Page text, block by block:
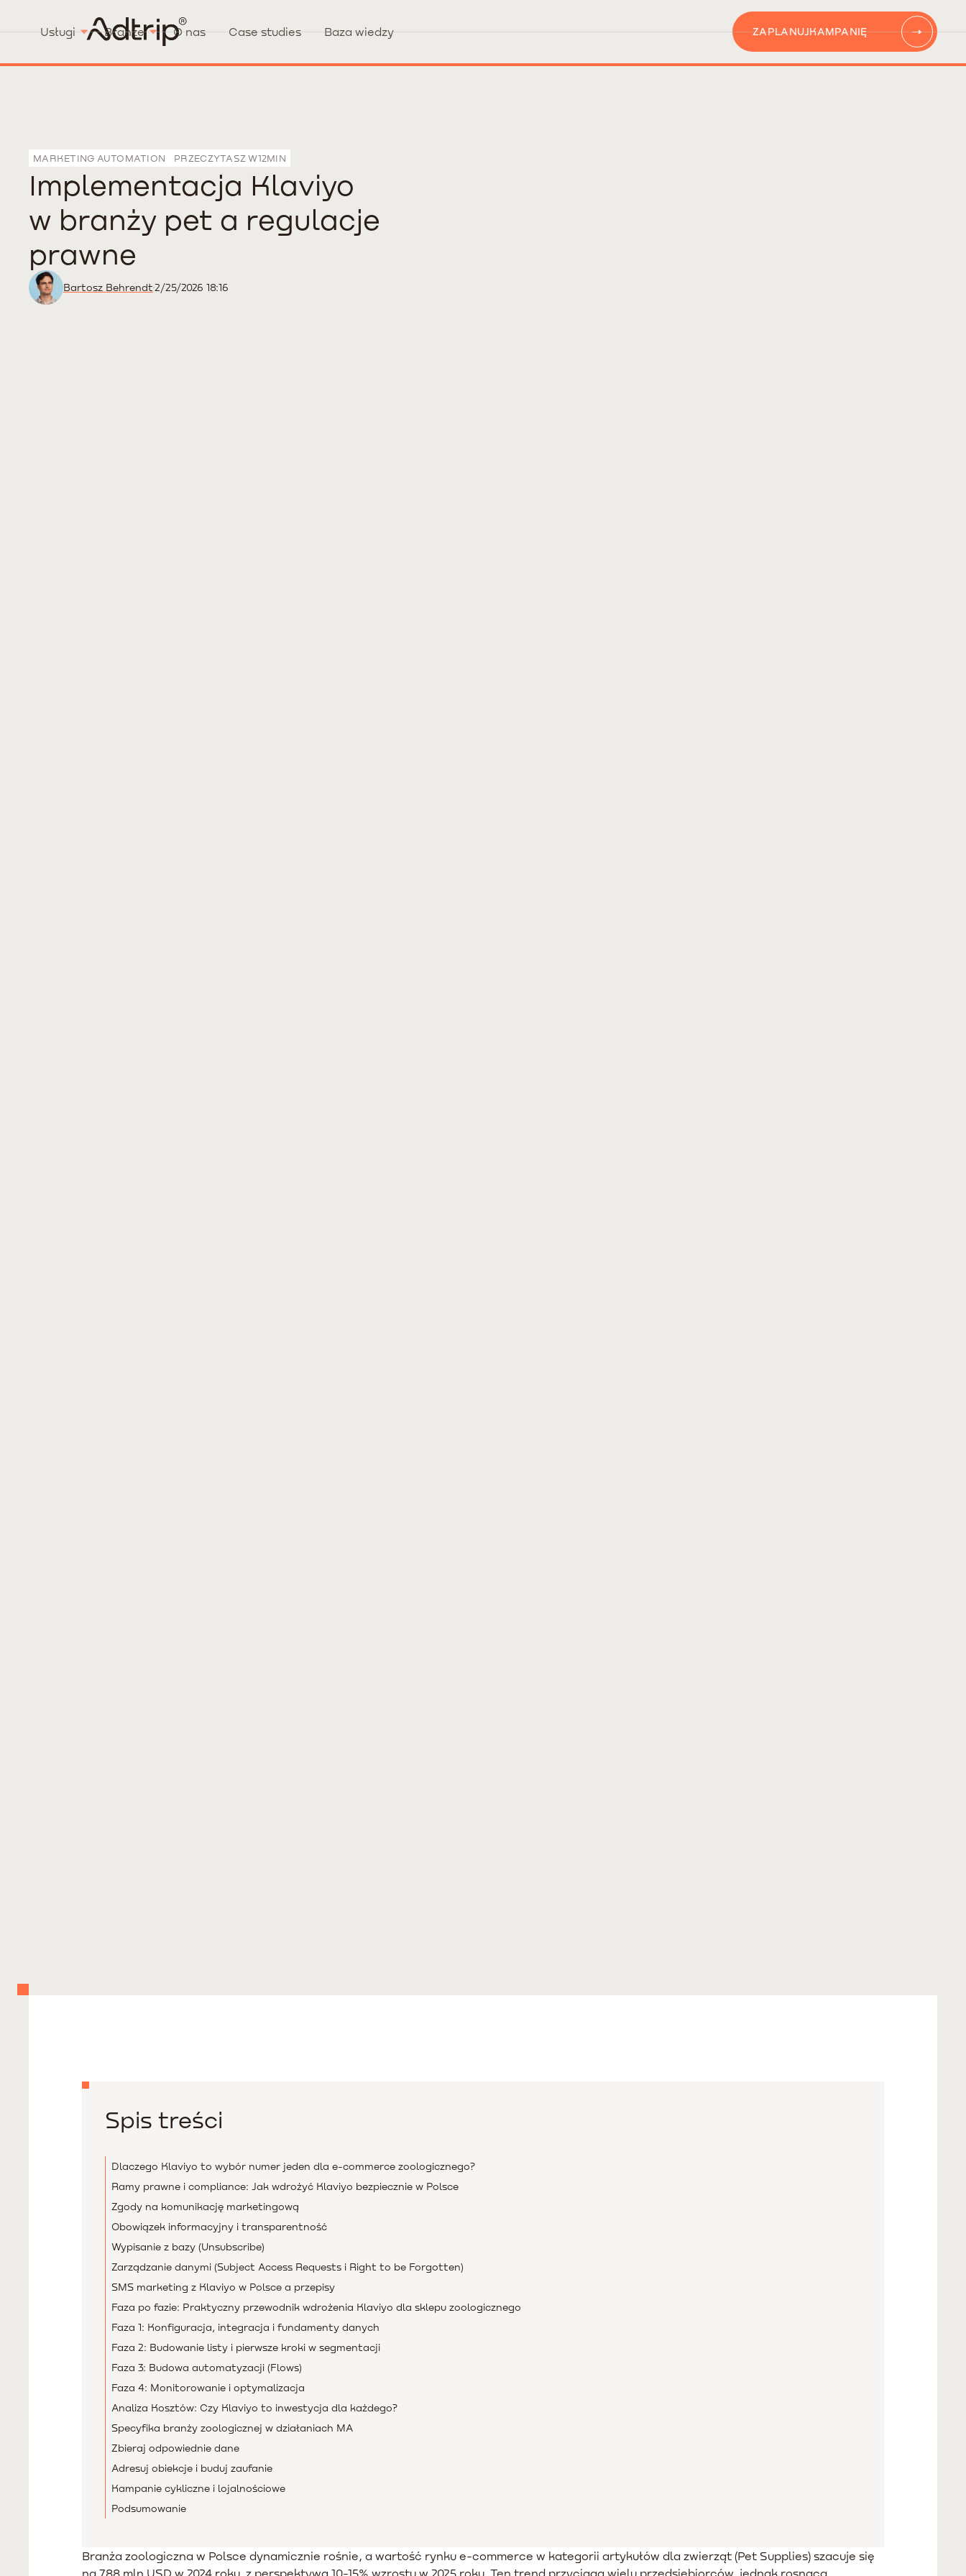
Usługi Branże O nas Case studies Baza wiedzy ZAPLANUJKAMPANIĘ
MARKETING AUTOMATION PRZECZYTASZ W12MIN
Implementacja Klaviyo
w branży pet a regulacje
prawne
Bartosz Behrendt2/25/2026 18:16
Spis treści
Dlaczego Klaviyo to wybór numer jeden dla e-commerce zoologicznego?
Ramy prawne i compliance: Jak wdrożyć Klaviyo bezpiecznie w Polsce
Zgody na komunikację marketingową
Obowiązek informacyjny i transparentność
Wypisanie z bazy (Unsubscribe)
Zarządzanie danymi (Subject Access Requests i Right to be Forgotten)
SMS marketing z Klaviyo w Polsce a przepisy
Faza po fazie: Praktyczny przewodnik wdrożenia Klaviyo dla sklepu zoologicznego
Faza 1: Konfiguracja, integracja i fundamenty danych
Faza 2: Budowanie listy i pierwsze kroki w segmentacji
Faza 3: Budowa automatyzacji (Flows)
Faza 4: Monitorowanie i optymalizacja
Analiza Kosztów: Czy Klaviyo to inwestycja dla każdego?
Specyfika branży zoologicznej w działaniach MA
Zbieraj odpowiednie dane
Adresuj obiekcje i buduj zaufanie
Kampanie cykliczne i lojalnościowe
Podsumowanie
Branża zoologiczna w Polsce dynamicznie rośnie, a wartość rynku e-commerce w kategorii artykułów dla zwierząt (Pet Supplies) szacuje się
na 788 mln USD w 2024 roku, z perspektywą 10-15% wzrostu w 2025 roku. Ten trend przyciąga wielu przedsiębiorców, jednak rosnąca